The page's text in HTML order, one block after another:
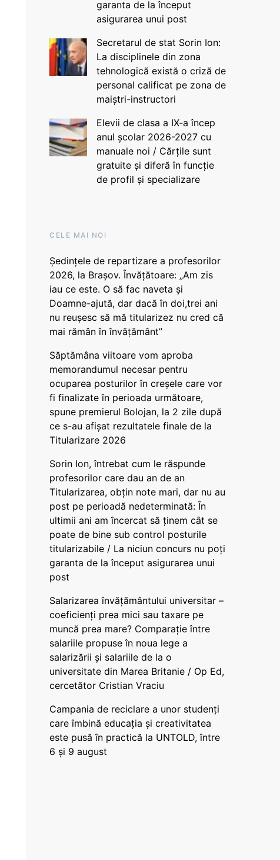
garanta de la început
asigurarea unui post
Secretarul de stat Sorin Ion:
La disciplinele din zona
tehnologică există o criză de
personal calificat pe zona de
maiștri-instructori
Elevii de clasa a IX-a încep
anul școlar 2026-2027 cu
manuale noi / Cărțile sunt
gratuite și diferă în funcție
de profil și specializare
CELE MAI NOI
Ședințele de repartizare a profesorilor
2026, la Brașov. Învățătoare: „Am zis
iau ce este. O să fac naveta și
Doamne-ajută, dar dacă în doi,trei ani
nu reușesc să mă titularizez nu cred că
mai rămân în învățământ”
Săptămâna viitoare vom aproba
memorandumul necesar pentru
ocuparea posturilor în creșele care vor
fi finalizate în perioada următoare,
spune premierul Bolojan, la 2 zile după
ce s-au afișat rezultatele finale de la
Titularizare 2026
Sorin Ion, întrebat cum le răspunde
profesorilor care dau an de an
Titularizarea, obțin note mari, dar nu au
post pe perioadă nedeterminată: În
ultimii ani am încercat să ținem cât se
poate de bine sub control posturile
titularizabile / La niciun concurs nu poți
garanta de la început asigurarea unui
post
Salarizarea învățământului universitar –
coeficienți prea mici sau taxare pe
muncă prea mare? Comparație între
salariile propuse în noua lege a
salarizării și salariile de la o
universitate din Marea Britanie / Op Ed,
cercetător Cristian Vraciu
Campania de reciclare a unor studenți
care îmbină educația și creativitatea
este pusă în practică la UNTOLD, între
6 și 9 august